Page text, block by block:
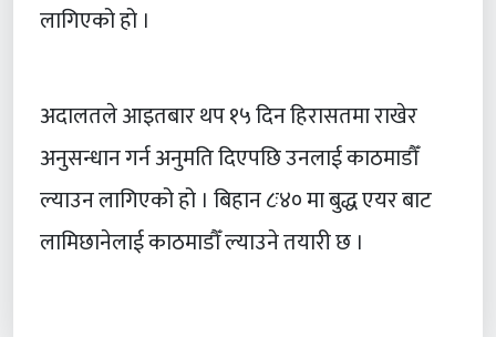
लागिएको हो ।
अदालतले आइतबार थप १५ दिन हिरासतमा राखेर
अनुसन्धान गर्न अनुमति दिएपछि उनलाई काठमाडौँ
ल्याउन लागिएको हो । बिहान ८ः४० मा बुद्ध एयर बाट
लामिछानेलाई काठमाडौँ ल्याउने तयारी छ ।